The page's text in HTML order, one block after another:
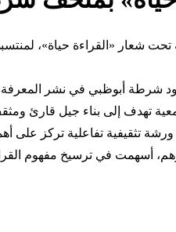
تحت شعار «القراءة حياة»،
جهود شرطة أبوظبي في نشر
تهدف إلى بناء جيل قارئ
تثقيفية تفاعلية تركز على
أسهمت في ترسيخ مفهوم